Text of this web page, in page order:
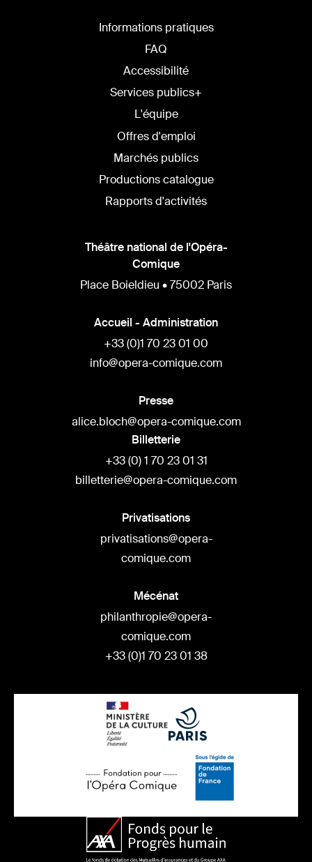
Informations pratiques
FAQ
Accessibilité
Services publics+
L'équipe
Offres d'emploi
Marchés publics
Productions catalogue
Rapports d'activités
Théâtre national de l'Opéra-
Comique
Place Boieldieu • 75002 Paris
Accueil - Administration
+33 (0)1 70 23 01 00
info@opera-comique.com
Presse
alice.bloch@opera-comique.com
Billetterie
+33 (0) 1 70 23 01 31
billetterie@opera-comique.com
Privatisations
privatisations@opera-
comique.com
Mécénat
philanthropie@opera-
comique.com
+33 (0)1 70 23 01 38